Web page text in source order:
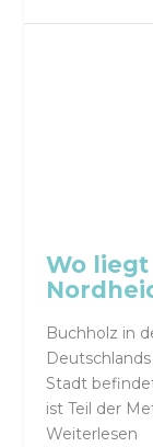
Wo
Buchholz in
Stadt
ist Teil der
Weiterlesen